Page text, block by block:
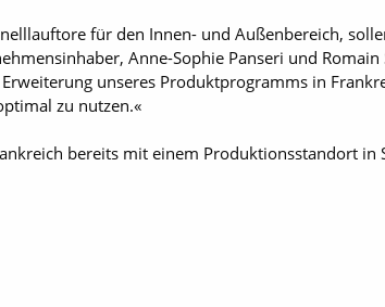
für den Innen- und Außenbereich,
Anne-Sophie Panseri und
unseres Produktprogramms in
zu nutzen.«
bereits mit einem Produktionsstandort in